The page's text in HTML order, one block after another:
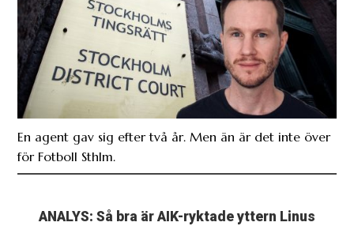
En agent gav sig efter två år. Men än är det inte över
för Fotboll Sthlm.
ANALYS: Så bra är AIK-ryktade yttern Linus